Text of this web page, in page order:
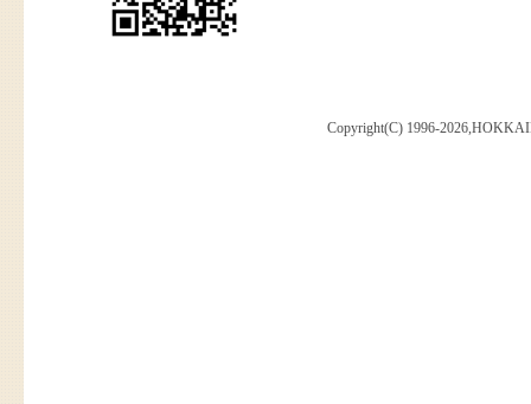
Copyright(C) 1996-